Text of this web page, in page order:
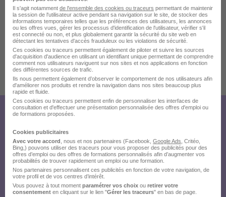
que l'IA, la cybersécurité, le quantique, les technologies
du cloud et la 6G. Thales compte près de 85 000
collaborateurs dans 65 pays.
Nos engagements, vos avantages
Publiée le 06/08/2026 - Réf : R0326563
Créez votre compte
Hellowork et postulez
sur le site du recruteur !
Il s'agit notamment de l'ensemble des cookies ou traceurs permettant de maintenir
la session de l'utilisateur active pendant sa navigation sur le site, de stocker des
informations temporaires telles que les préférences des utilisateurs, les annonces
ou les offres vues, gérer les processus d'identification de l'utilisateur, vérifier s'il
est connecté ou non, et plus globalement garantir la sécurité du site web en
détectant les tentatives d'accès frauduleux ou les violations de sécurité.
Ces cookies ou traceurs permettent également de piloter et suivre les sources
d'acquisition d'audience en utilisant un identifiant unique permettant de comprendre
comment nos utilisateurs naviguent sur nos sites et nos applications en fonction
des différentes sources de trafic.
Ils nous permettent également d’observer le comportement de nos utilisateurs afin
d'améliorer nos produits et rendre la navigation dans nos sites beaucoup plus
rapide et fluide.
Ces cookies ou traceurs permettent enfin de personnaliser les interfaces de
consultation et d'effectuer une présentation personnalisée des offres d'emploi ou
de formations proposées.
Cookies publicitaires
Avec votre accord , nous et nos partenaires (Facebook, Google Ads , Critéo,
Bing,) pouvons utiliser des traceurs pour vous proposer des publicités pour des
offres d’emploi ou des offres de formations personnalisés afin d’augmenter vos
probabilités de trouver rapidement un emploi ou une formation.
Nos partenaires personnalisent ces publicités en fonction de votre navigation, de
votre profil et de vos centres d’intérêt.
Vous pouvez à tout moment paramétrer vos choix ou retirer votre
consentement en cliquant sur le lien "Gérer les traceurs" en bas de page.